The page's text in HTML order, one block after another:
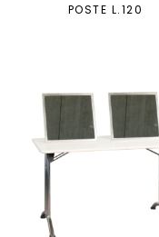
POSTE L.120